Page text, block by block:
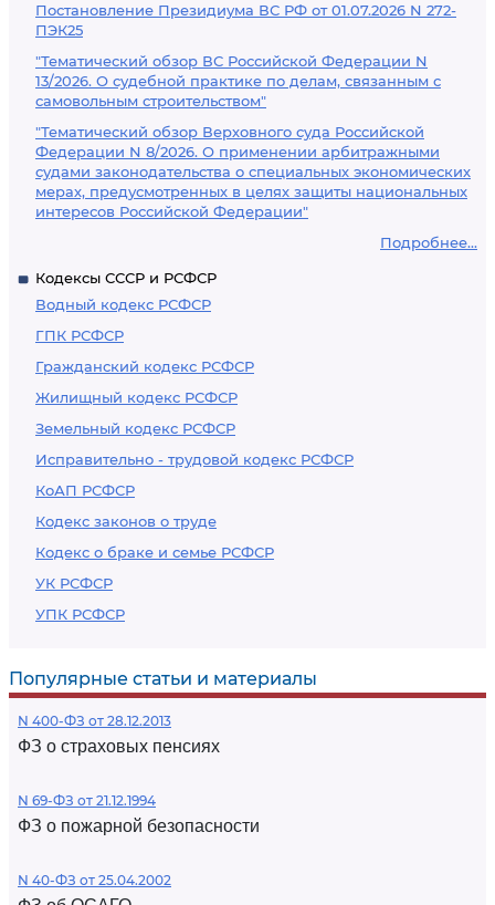
Постановление Президиума ВС РФ от 01.07.2026 N 272-
ПЭК25
"Тематический обзор ВС Российской Федерации N
13/2026. О судебной практике по делам, связанным с
самовольным строительством"
"Тематический обзор Верховного суда Российской
Федерации N 8/2026. О применении арбитражными
судами законодательства о специальных экономических
мерах, предусмотренных в целях защиты национальных
интересов Российской Федерации"
Подробнее...
Кодексы СССР и РСФСР
Водный кодекс РСФСР
ГПК РСФСР
Гражданский кодекс РСФСР
Жилищный кодекс РСФСР
Земельный кодекс РСФСР
Исправительно - трудовой кодекс РСФСР
КоАП РСФСР
Кодекс законов о труде
Кодекс о браке и семье РСФСР
УК РСФСР
УПК РСФСР
Популярные статьи и материалы
N 400-ФЗ от 28.12.2013
ФЗ о страховых пенсиях
N 69-ФЗ от 21.12.1994
ФЗ о пожарной безопасности
N 40-ФЗ от 25.04.2002